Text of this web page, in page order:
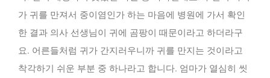
가 귀를 만져서 중이염인가 하는 마음에 병원에 가서 확인
한 결과 의사 선생님이 귀에 곰팡이 때문이라고 하더라구
요. 어른들처럼 귀가 간지러우니까 귀를 만지는 것이라고
착각하기 쉬운 부분 중 하나라고 합니다. 엄마가 열심히 씻